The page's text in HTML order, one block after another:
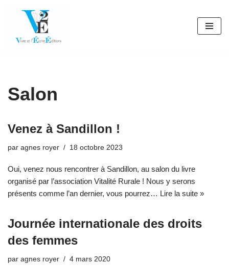
au
Salon
Venez à Sandillon !
par agnes royer 18 octobre 2023
Oui, venez nous rencontrer à Sandillon, au salon du livre
organisé par l’association Vitalité Rurale ! Nous y serons
présents comme l’an dernier, vous pourrez… Lire la suite »
Journée internationale des droits
des femmes
par agnes royer 4 mars 2020